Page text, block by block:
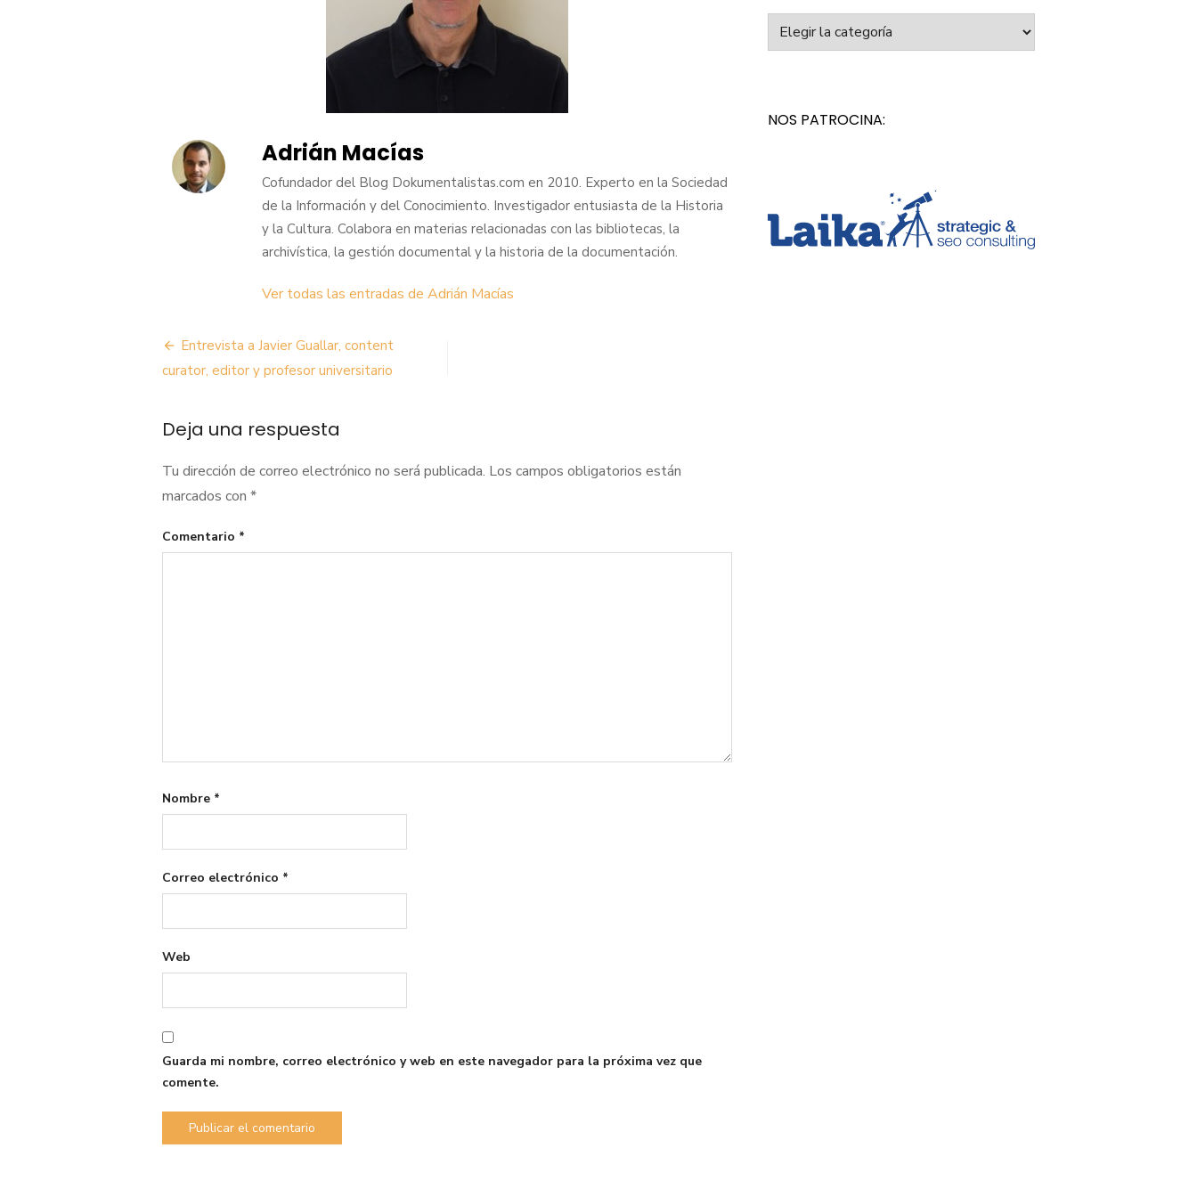
Adrián Macías
Cofundador del Blog Dokumentalistas.com en 2010. Experto en la Sociedad
de la Información y del Conocimiento. Investigador entusiasta de la Historia
y la Cultura. Colabora en materias relacionadas con las bibliotecas, la
archivística, la gestión documental y la historia de la documentación.
Ver todas las entradas de Adrián Macías
Navegación
de
Entrevista a Javier Guallar, content
curator, editor y profesor universitario
Deja una respuesta
Tu dirección de correo electrónico no será publicada. Los campos obligatorios están
marcados con *
Comentario *
Nombre *
Correo electrónico *
Web
Guarda mi nombre, correo electrónico y web en este navegador para la próxima vez que
comente.
NOS PATROCINA: